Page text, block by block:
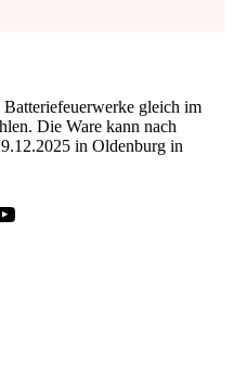
gleich im
Die Ware kann nach
in Oldenburg in